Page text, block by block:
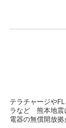
テラチャージや
ラなど 熊本地震
電器の無償開放拠